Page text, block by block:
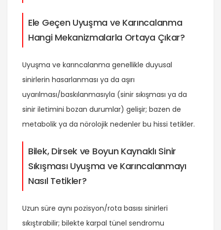
Ele Geçen Uyuşma ve Karıncalanma
Hangi Mekanizmalarla Ortaya Çıkar?
Uyuşma ve karıncalanma genellikle duyusal
sinirlerin hasarlanması ya da aşırı
uyarılması/baskılanmasıyla (sinir sıkışması ya da
sinir iletimini bozan durumlar) gelişir; bazen de
metabolik ya da nörolojik nedenler bu hissi tetikler.
Bilek, Dirsek ve Boyun Kaynaklı Sinir
Sıkışması Uyuşma ve Karıncalanmayı
Nasıl Tetikler?
Uzun süre aynı pozisyon/rota basısı sinirleri
sıkıştırabilir; bilekte karpal tünel sendromu